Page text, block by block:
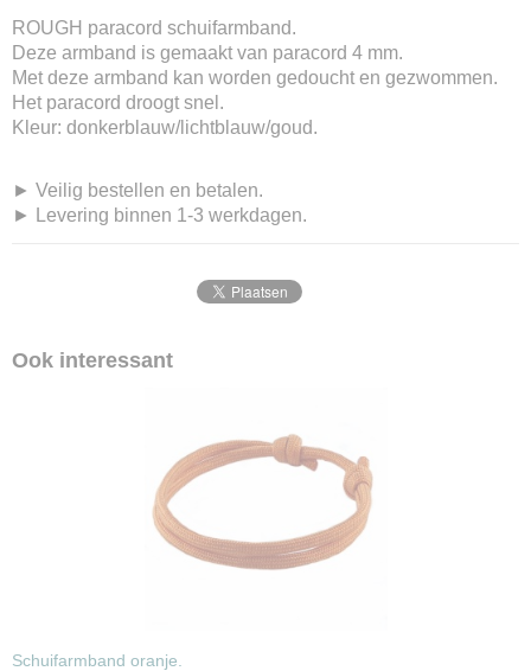
ROUGH paracord schuifarmband.
Deze armband is gemaakt van paracord 4 mm.
Met deze armband kan worden gedoucht en gezwommen.
Het paracord droogt snel.
Kleur: donkerblauw/lichtblauw/goud.
► Veilig bestellen en betalen.
► Levering binnen 1-3 werkdagen.
Ook interessant
Schuifarmband oranje.